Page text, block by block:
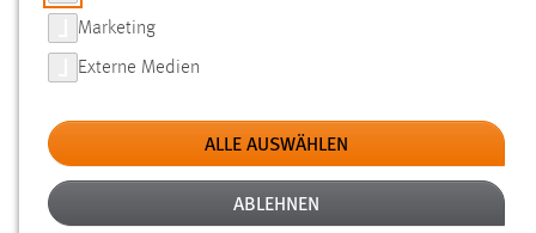
FILTER
Typ
Erstellungsdatum
Marketing
Externe Medien
ALLE AUSWÄHLEN
ABLEHNEN